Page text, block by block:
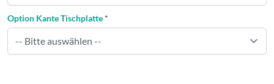
Option Kante Tischplatte *